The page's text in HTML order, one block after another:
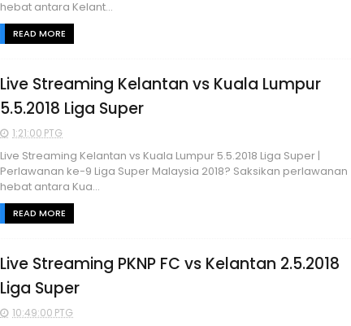
hebat antara Kelant...
READ MORE
Live Streaming Kelantan vs Kuala Lumpur
5.5.2018 Liga Super
1:21:00 PTG
Live Streaming Kelantan vs Kuala Lumpur 5.5.2018 Liga Super |
Perlawanan ke-9 Liga Super Malaysia 2018? Saksikan perlawanan
hebat antara Kua...
READ MORE
Live Streaming PKNP FC vs Kelantan 2.5.2018
Liga Super
10:49:00 PTG